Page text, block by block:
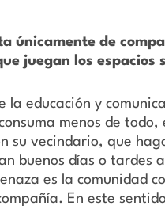
únicamente de
juegan los
la educación y
menos de
su vecindario, que
buenos días o tardes
es la comunidad
En este